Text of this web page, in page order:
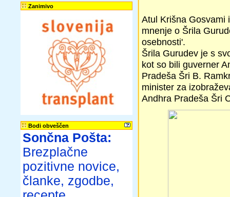
Zanimivo
Bodi obveščen
Sončna Pošta:
Brezplačne
pozitivne novice,
članke, zgodbe,
Atul Krišna Gosvami
mnenje o Šrila
osebnosti'.
Šrila Gurudev je s
kot so bili guverner
Pradeša Šri B.
minister za
Andhra Pradeša Šri